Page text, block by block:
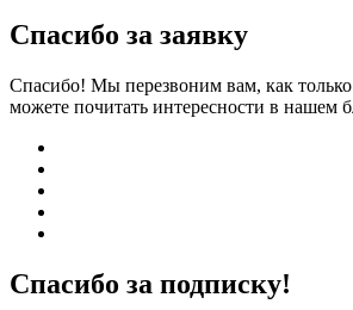
Спасибо за заявку
Спасибо! Мы перезвоним вам, как
можете почитать интересности в нашем
Спасибо за подписку!